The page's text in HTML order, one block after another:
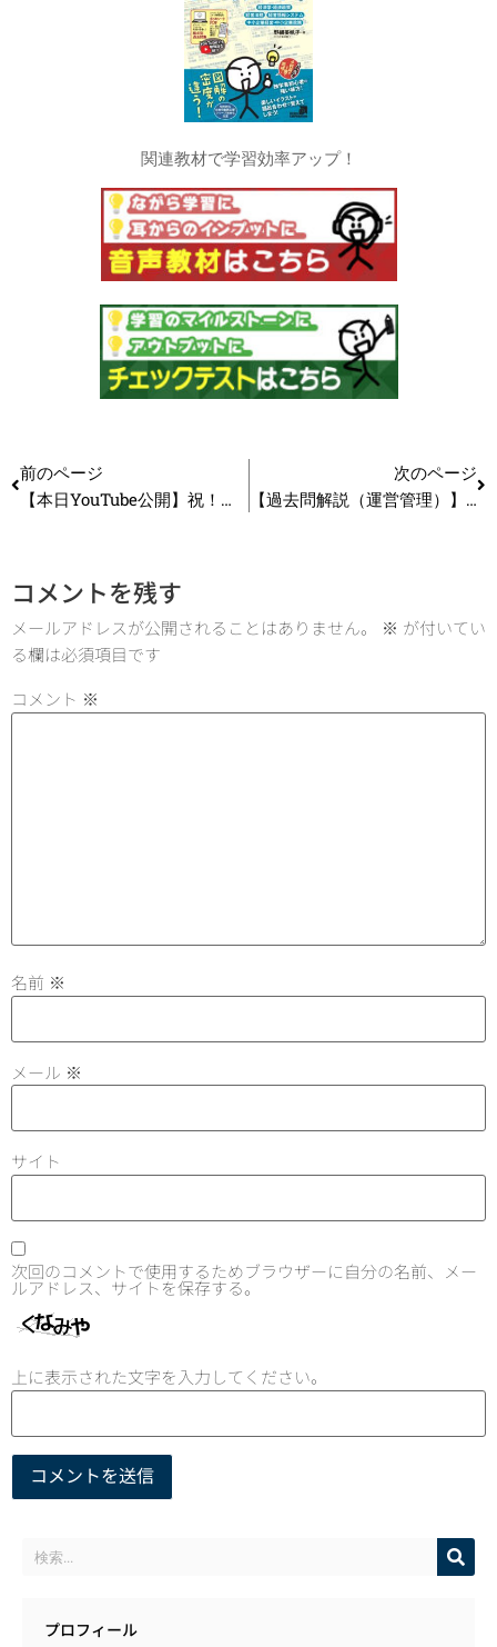
関連教材で学習効率アップ！
前のページ
【本日YouTube公開】祝！合格！ 2次試験を突破したらやるべきこと2選_第267回
次のページ
【過去問解説（運営管理）】R5 第36問 JANシンボル
コメントを残す
メールアドレスが公開されることはありません。 ※ が付いてい
る欄は必須項目です
コメント ※
名前 ※
メール ※
サイト
次回のコメントで使用するためブラウザーに自分の名前、メー
ルアドレス、サイトを保存する。
上に表示された文字を入力してください。
プロフィール